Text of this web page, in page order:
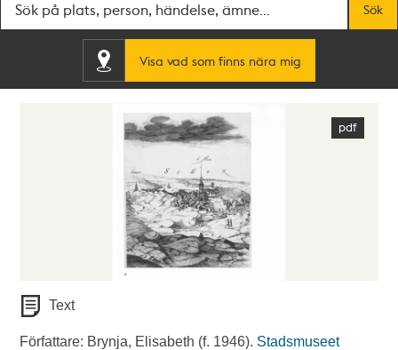
Sök
Visa vad som finns nära mig
Text
Författare: Brynja, Elisabeth (f. 1946). Stadsmuseet